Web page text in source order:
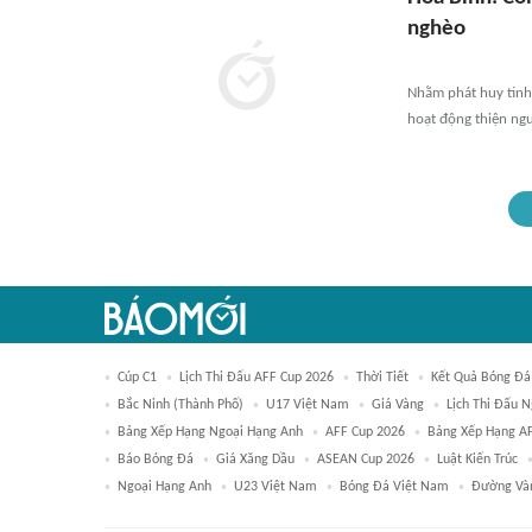
nghèo
Nhằm phát huy
hoạt động thiện
Cúp C1 Lịch Thi Đấu AFF Cup 2026 Thời Tiết
Kết Quả Bóng Đá
Bắc Ninh (thành Phố)
U17 Việt Nam Giá Vàng
Lịch Thi Đấu
Bảng Xếp Hạng Ngoại Hạng Anh
AFF Cup 2026
Bảng Xếp Hạng
Báo Bóng Đá
Giá Xăng Dầu ASEAN Cup 2026
Luật Kiến Trúc
Ngoại Hạng Anh
U23 Việt Nam Bóng Đá Việt Nam Đường